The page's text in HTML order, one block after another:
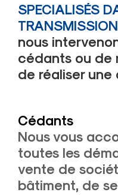
SPECIALISÉS
TRANSMISSION
nous
cédants ou de
de réaliser
Cédants
Nous vous
toutes les
vente de
bâtiment, de